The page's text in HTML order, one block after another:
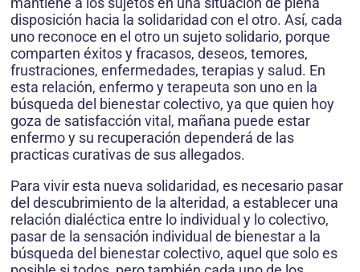
disposición hacia la solidaridad con el otro. Así, cada
uno reconoce en el otro un sujeto solidario, porque
comparten éxitos y fracasos, deseos, temores,
frustraciones, enfermedades, terapias y salud. En
esta relación, enfermo y terapeuta son uno en la
búsqueda del bienestar colectivo, ya que quien hoy
goza de satisfacción vital, mañana puede estar
enfermo y su recuperación dependerá de las
practicas curativas de sus allegados.
Para vivir esta nueva solidaridad, es necesario pasar
del descubrimiento de la alteridad, a establecer una
relación dialéctica entre lo individual y lo colectivo,
pasar de la sensación individual de bienestar a la
búsqueda del bienestar colectivo, aquel que solo es